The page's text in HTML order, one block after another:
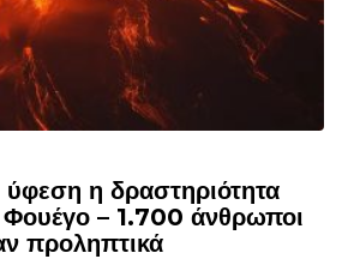
η δραστηριότητα
Φουέγο – 1.700 άνθρωποι
προληπτικά